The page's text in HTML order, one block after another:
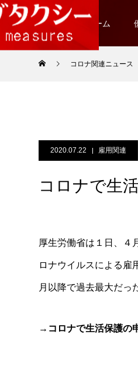
ホーム
コロナ関連ニュース
2020.07.22 雇用関連
コロナで生
厚生労働省は１日、４
ロナウイルスによる雇
月以降で過去最大だっ
→コロナで生活保護の